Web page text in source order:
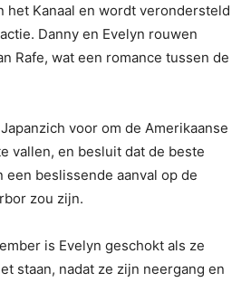
het Kanaal en wordt verondersteld
Danny en Evelyn rouwen
Rafe, wat een romance tussen de
voor om de Amerikaanse
vallen, en besluit dat de beste
een beslissende aanval op de
zou zijn.
is Evelyn geschokt als ze
staan, nadat ze zijn neergang en